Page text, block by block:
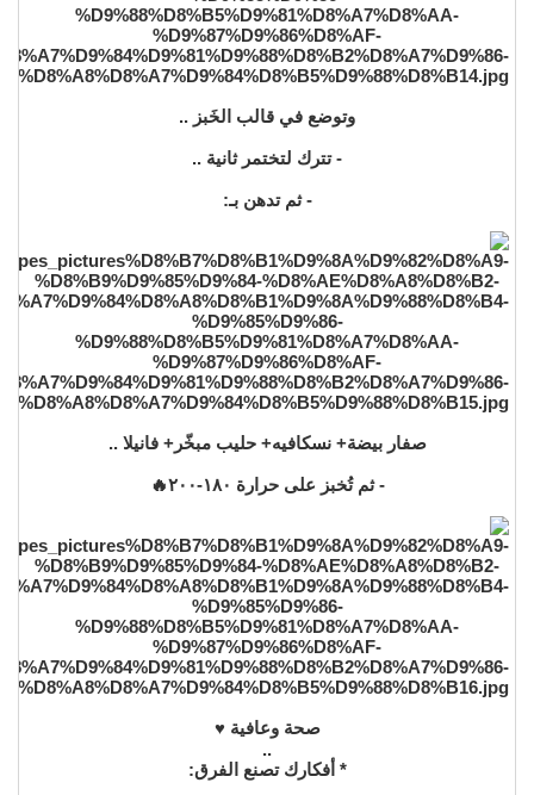
وتوضع في قالب الخَبز ..
- تترك لتختمر ثانية ..
- ثم تدهن بـ:
صفار بيضة+ نسكافيه+ حليب مبخّر+ فانيلا ..
- ثم تُخبز على حرارة ١٨٠-٢٠٠🔥
صحة وعافية ♥️
..
* أفكارك تصنع الفرق: